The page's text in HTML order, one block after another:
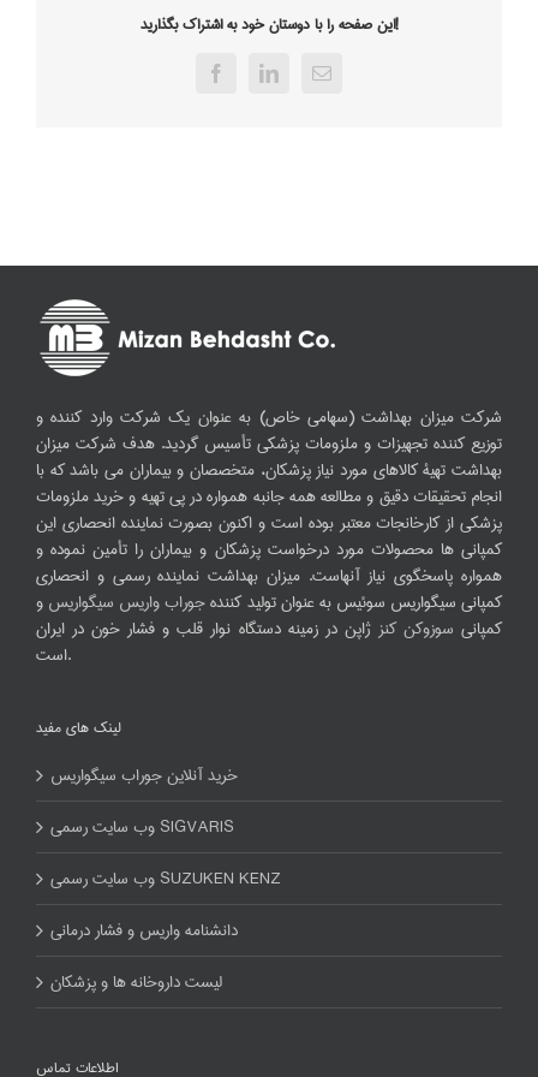
این صفحه را با دوستان خود به اشتراک بگذارید!
FacebookLinkedInEmail
شرکت میزان بهداشت (سهامی خاص) به عنوان یک شرکت وارد کننده و
توزیع کننده تجهیزات و ملزومات پزشکی تأسیس گردید. هدف شرکت میزان
بهداشت تهیۀ کالاهای مورد نیاز پزشکان، متخصصان و بیماران می باشد که با
انجام تحقیقات دقیق و مطالعه همه جانبه همواره در پی تهیه و خرید ملزومات
پزشکی از کارخانجات معتبر بوده است و اکنون بصورت نماینده انحصاری این
کمپانی ها محصولات مورد درخواست پزشکان و بیماران را تأمین نموده و
همواره پاسخگوی نیاز آنهاست. میزان بهداشت نماینده رسمی و انحصاری
کمپانی سیگواریس سوئیس به عنوان تولید کنندهجوراب واریس سیگواریسو
کمپانی سوزوکن کنز ژاپن در زمینه دستگاه نوار قلب و فشار خون در ایران
است.
لینک های مفید
خرید آنلاین جوراب سیگواریس
وب سایت رسمی SIGVARIS
وب سایت رسمی SUZUKEN KENZ
دانشنامه واریس و فشار درمانی
لیست داروخانه ها و پزشکان
اطلاعات تماس